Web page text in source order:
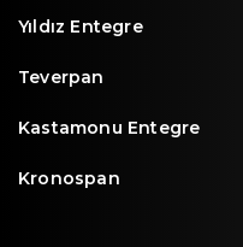
Yıldız Entegre
Teverpan
Kastamonu Entegre
Kronospan